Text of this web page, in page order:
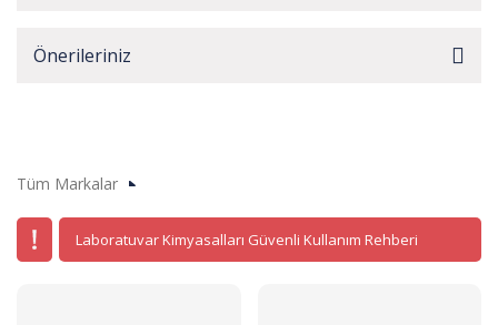
Önerileriniz
Tüm Markalar
Laboratuvar Kimyasalları Güvenli Kullanım Rehberi